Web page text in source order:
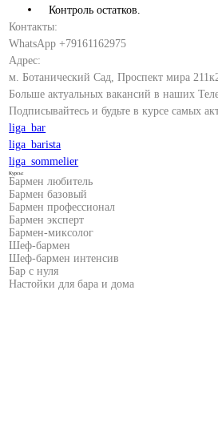
Контроль остатков.
Контакты:
WhatsApp +79161162975
Адрес:
м. Ботанический Сад, Проспект мира
Больше актуальных вакансий в наших
Подписывайтесь и будьте в курсе самых
liga_bar
liga_barista
liga_sommelier
Курсы:
Бармен любитель
Бармен базовый
Бармен профессионал
Бармен эксперт
Бармен-миксолог
Шеф-бармен
Шеф-бармен интенсив
Бар с нуля
Настойки для бара и дома